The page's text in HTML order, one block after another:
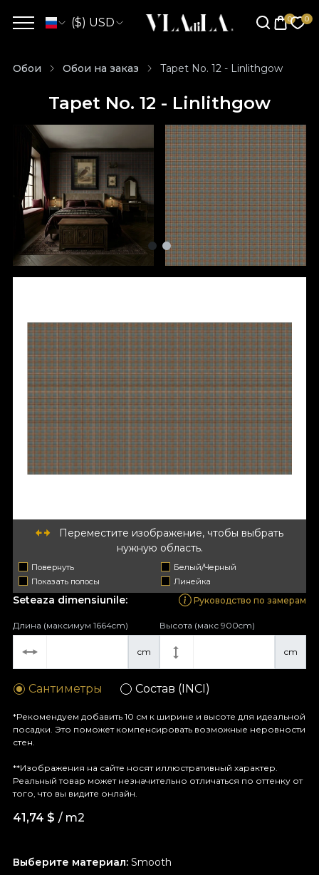
($) USD
Обои Обои на заказ Tapet No. 12 - Linlithgow
Tapet No. 12 - Linlithgow
Переместите изображение, чтобы выбрать
нужную область.
Повернуть
Белый/Черный
Показать полосы
Линейка
Выберите материал: Smooth
Seteaza dimensiunile: Руководство по замерам
cm
Длина (максимум 1664cm)
cm
Высота (макс 900cm)
Сантиметры Состав (INCI)
*Рекомендуем добавить 10 см к ширине и высоте для идеальной
посадки. Это поможет компенсировать возможные неровности
стен.
**Изображения на сайте носят иллюстративный характер.
Реальный товар может незначительно отличаться по оттенку от
того, что вы видите онлайн.
41,74 $ / m2